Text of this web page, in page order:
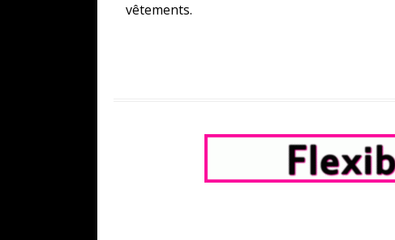
vêtements.